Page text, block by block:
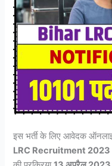
इस भर्ती के लिए आवेदक
LRC Recruitment